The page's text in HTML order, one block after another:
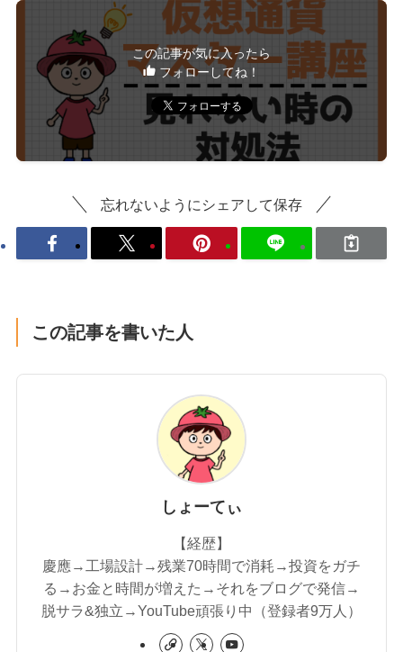
この記事が気に入ったら
フォローしてね！
忘れないようにシェアして保存
この記事を書いた人
しょーてぃ
【経歴】
慶應→工場設計→残業70時間で消耗→投資をガチ
る→お金と時間が増えた→それをブログで発信→
脱サラ&独立→YouTube頑張り中（登録者9万人）